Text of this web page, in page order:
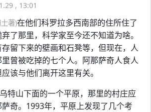
, 13:01
著)在他们科罗拉多西南部的住所住了
了那里，科学家至今还不知道为啥。
留下来的壁画和石凳等，但现在，人
曾被吃掉的七个人。阿那萨奇人食人
该与他们离开这里有关。
特山下面的一个平原，那里的村庄应
奇。1993年，平原上发现了几个考